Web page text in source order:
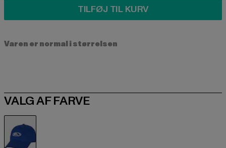
TILFØJ TIL KURV
Varen er normal i størrelsen
VALG AF FARVE